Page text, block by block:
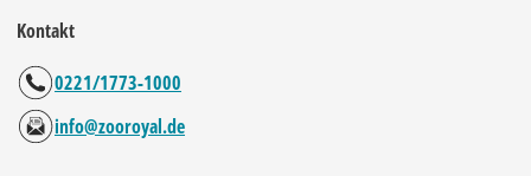
Kontakt
0221/1773-1000
info@zooroyal.de